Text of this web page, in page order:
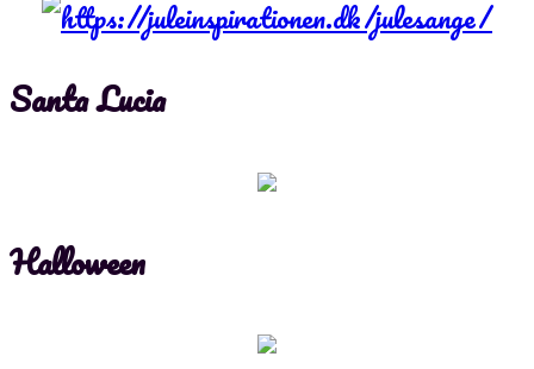
Santa Lucia
Halloween